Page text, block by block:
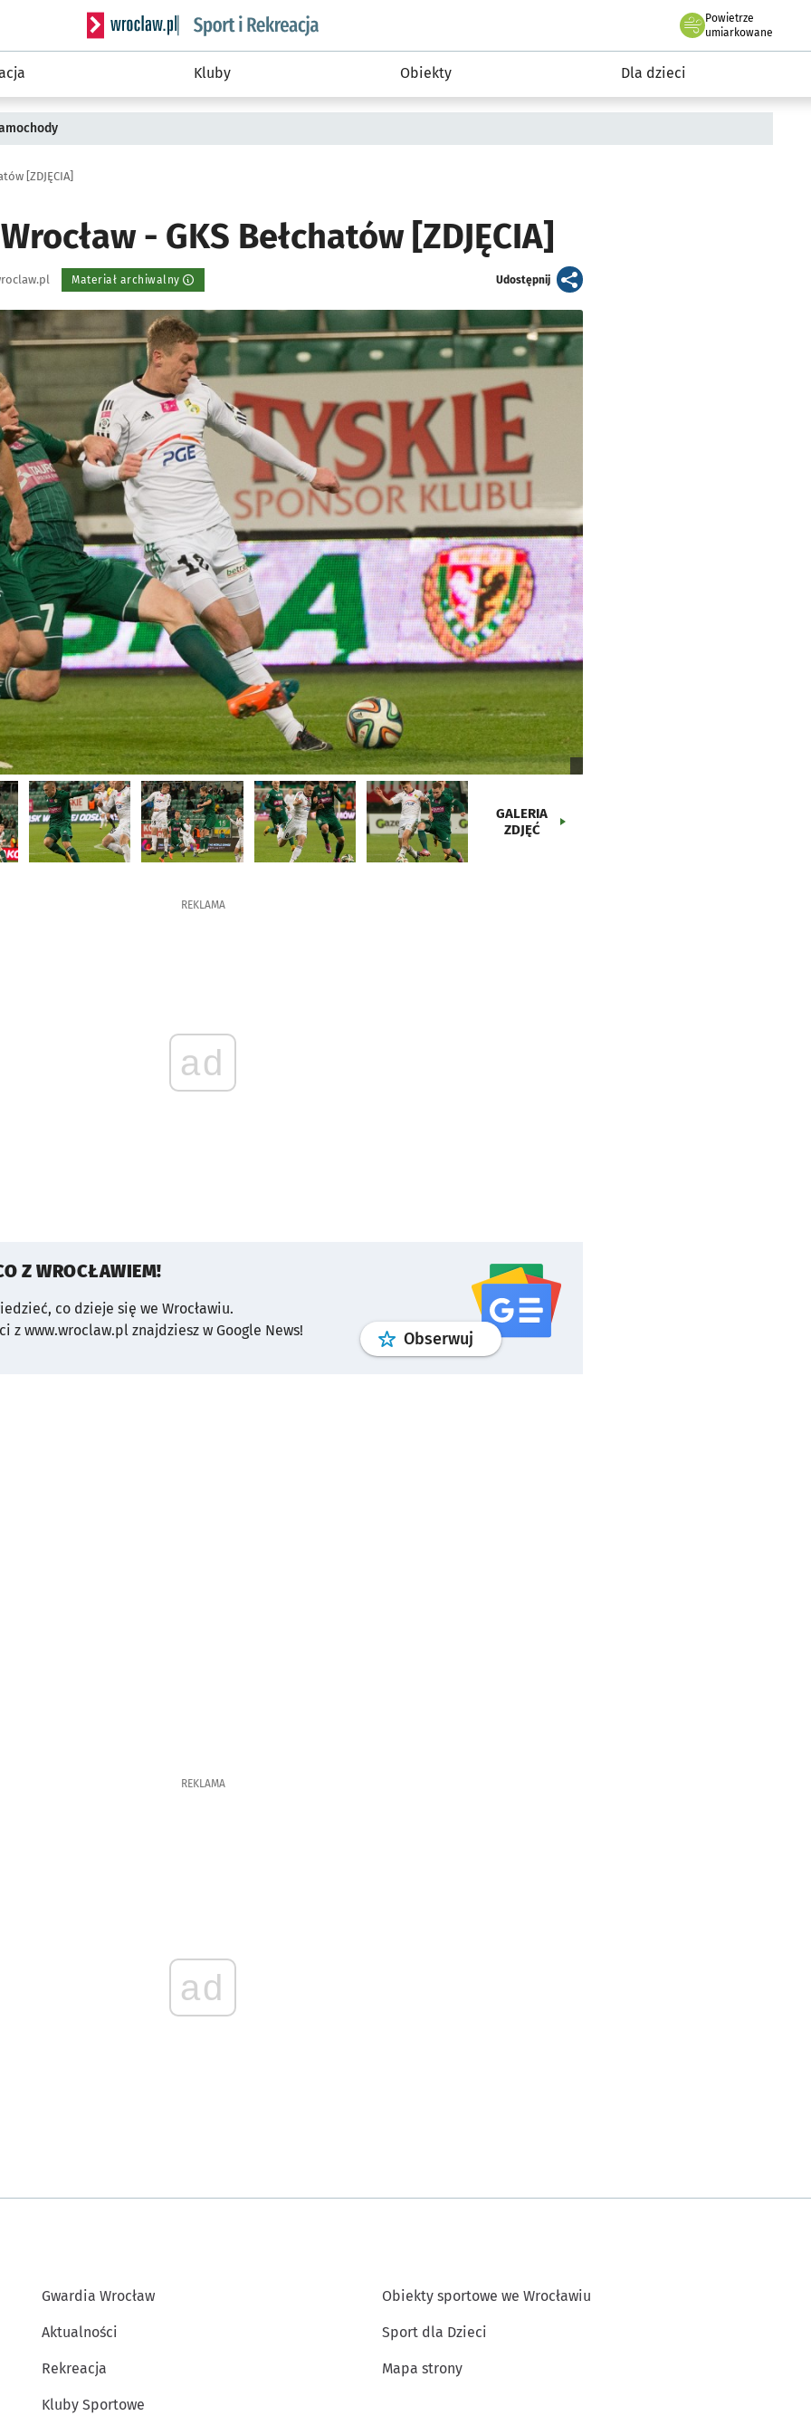
Serwis informacyjny wroclaw.pl podserwis: Sport i rekreacja
Powietrze
we Wrocławiu
umiarkowane
Kluby Obiekty Dla dzieci
[ZDJĘCIA]
- GKS Bełchatów [ZDJĘCIA]
Materiał archiwalny Udostępnijartykuł
GALERIA
ZDJĘĆ
REKLAMA
ad
Z WROCŁAWIEM!
co dzieje się we Wrocławiu.
z www.wroclaw.pl znajdziesz w Google News!
Obserwuj profilgoogle news
REKLAMA
ad
Gwardia Wrocław
Aktualności
Rekreacja
Kluby Sportowe
Obiekty sportowe we Wrocławiu
Sport dla Dzieci
Mapa strony